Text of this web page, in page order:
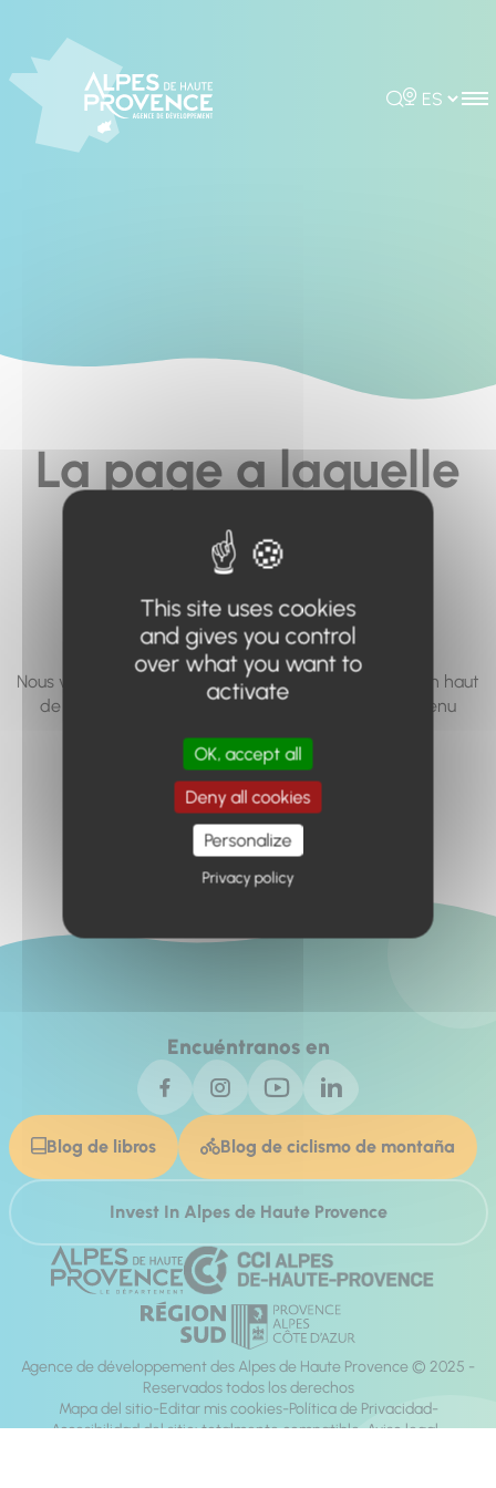
Rechercher
Choisir la
La page a laquelle
vous cherchez à
accéder n'existe
pas... ou plus.
Nous vous invitons à utiliser le moteur de recherche en haut
de page, ou à utiliser le menu pour trouver le contenu
Retour à l'accueil
Encuéntranos en
Blog de libros Blog de ciclismo de montaña
Invest In Alpes de Haute Provence
Agence de développement des Alpes de Haute Provence © 2025 -
Reservados todos los derechos
Mapa del sitio Editar mis cookies Política de Privacidad
Accesibilidad del sitio: totalmente compatible Aviso legal
This site uses cookies
and gives you control
over what you want to
activate
OK, accept all
Deny all cookies
Personalize
Privacy policy